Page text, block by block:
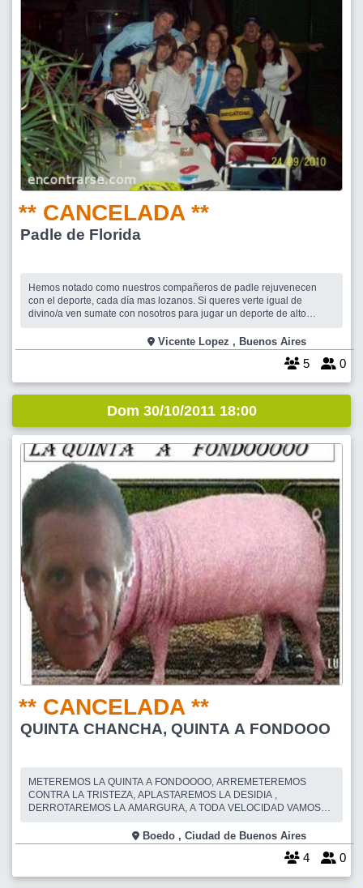
** CANCELADA **
Padle de Florida
Hemos notado como nuestros compañeros de padle rejuvenecen
con el deporte, cada día mas lozanos. Si queres verte igual de
divino/a ven sumate con nosotros para jugar un deporte de alto
Vicente Lopez , Buenos Aires
5 0
Dom 30/10/2011 18:00
** CANCELADA **
QUINTA CHANCHA, QUINTA A FONDOOO
METEREMOS LA QUINTA A FONDOOOO, ARREMETEREMOS
CONTRA LA TRISTEZA, APLASTAREMOS LA DESIDIA ,
DERROTAREMOS LA AMARGURA, A TODA VELOCIDAD VAMOS
CONDIMENTOS DE SIEMPRE PARA AGREGARLE EL TOQUE DE
DEFINICIONES, UN MINUTO PARA GANAR !!!! QUE SE HACE
VARIOS MINUTOS CUANDO LOS QUE JUEGAN SON MEDIO
Boedo , Ciudad de Buenos Aires
4 0